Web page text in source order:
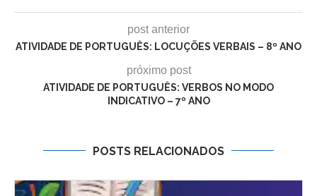
post anterior
ATIVIDADE DE PORTUGUÊS: LOCUÇÕES VERBAIS – 8º ANO
próximo post
ATIVIDADE DE PORTUGUÊS: VERBOS NO MODO
INDICATIVO – 7º ANO
POSTS RELACIONADOS